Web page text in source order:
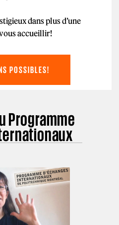
dans plus d’une
accueillir!
POSSIBLES!
Programme